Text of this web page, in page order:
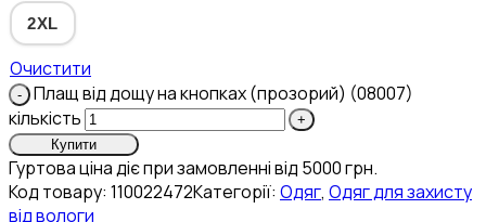
2XL
Очистити
Плащ від дощу на кнопках (прозорий) (08007)
кількість
Купити
Гуртова ціна діє при замовленні від 5000 грн.
Код товару: 110022472Категорії: Одяг, Одяг для захисту
від вологи